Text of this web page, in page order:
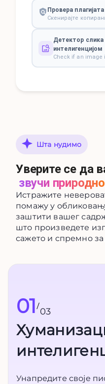
Провера плагијата
Скенирајте
Детектор
интелигенцијом
Check if an image
Шта нудимо
Уверите се да
звучи природно
Истражите
помажу у
заштити вашег
што произведете
сажето и спремно
01 /
03
Унапредите своје